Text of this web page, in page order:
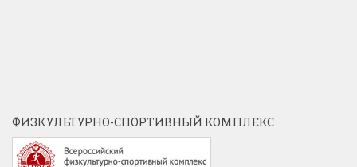
ФИЗКУЛЬТУРНО-СПОРТИВНЫЙ КОМПЛЕКС